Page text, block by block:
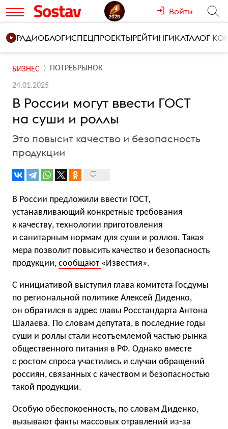
Войти
РАДИОБЛОГИСПЕЦПРОЕКТЫРЕЙТИНГИКАТАЛОГ
БИЗНЕС ПОТРЕБРЫНОК
24.01.2025
В России могут ввести ГОСТ
на суши и роллы
Это повысит качество и безопасность
продукции
В России предложили ввести ГОСТ,
устанавливающий конкретные требования
к качеству, технологии приготовления
и санитарным нормам для суши и роллов. Такая
мера позволит повысить качество и безопасность
продукции, сообщают «Известия».
С инициативой выступил глава комитета Госдумы
по региональной политике Алексей Диденко,
он обратился в адрес главы Росстандарта Антона
Шалаева. По словам депутата, в последние годы
суши и роллы стали неотъемлемой частью рынка
общественного питания в РФ. Однако вместе
с ростом спроса участились и случаи обращений
россиян, связанных с качеством и безопасностью
такой продукции.
Особую обеспокоенность, по словам Диденко,
вызывают факты массовых отравлений из-за